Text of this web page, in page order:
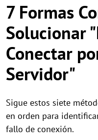
7 Formas
Solucionar
Conectar
Servidor"
Sigue estos siete
en orden para
fallo de conexión.